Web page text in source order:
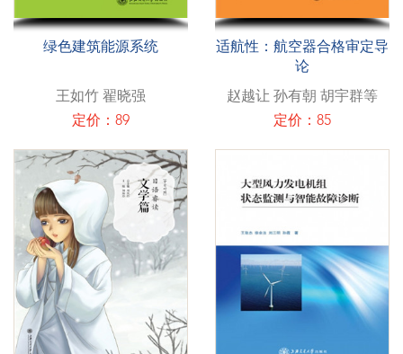
绿色建筑能源系统
王如竹 翟晓强
定价：89
适航性：航空器合格审定导
论
赵越让 孙有朝 胡宇群等
定价：85